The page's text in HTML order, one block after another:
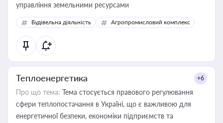
управління земельними ресурсами
Будівельна діяльність Агропромисловий комплекс
Теплоенергетика +6
Про що тема: Тема стосується правового регулювання
сфери теплопостачання в Україні, що є важливою для
енергетичної безпеки, економіки підприємств та